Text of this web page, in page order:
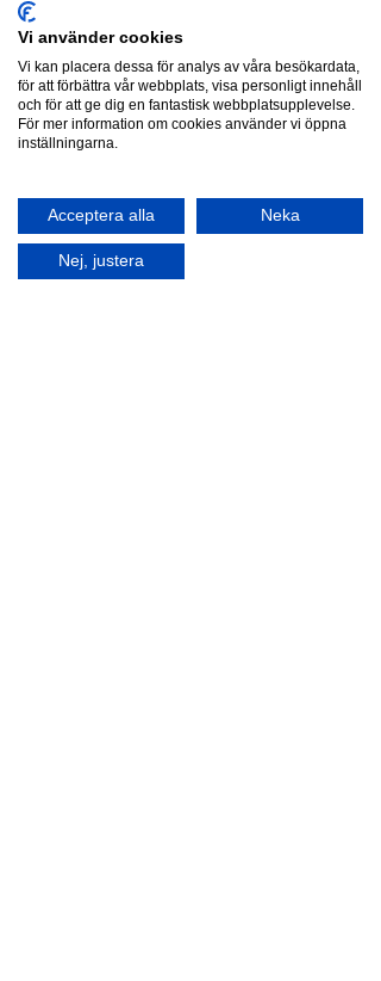
Vi använder cookies
Vi kan placera dessa för analys av våra besökardata,
för att förbättra vår webbplats, visa personligt innehåll
och för att ge dig en fantastisk webbplatsupplevelse.
För mer information om cookies använder vi öppna
inställningarna.
Acceptera alla Neka
Nej, justera